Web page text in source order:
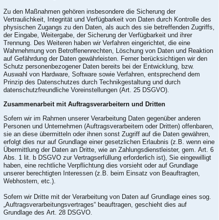
Zu den Maßnahmen gehören insbesondere die Sicherung der
Vertraulichkeit, Integrität und Verfügbarkeit von Daten durch Kontrolle des
physischen Zugangs zu den Daten, als auch des sie betreffenden Zugriffs,
der Eingabe, Weitergabe, der Sicherung der Verfügbarkeit und ihrer
Trennung. Des Weiteren haben wir Verfahren eingerichtet, die eine
Wahrnehmung von Betroffenenrechten, Löschung von Daten und Reaktion
auf Gefährdung der Daten gewährleisten. Ferner berücksichtigen wir den
Schutz personenbezogener Daten bereits bei der Entwicklung, bzw.
Auswahl von Hardware, Software sowie Verfahren, entsprechend dem
Prinzip des Datenschutzes durch Technikgestaltung und durch
datenschutzfreundliche Voreinstellungen (Art. 25 DSGVO).
Zusammenarbeit mit Auftragsverarbeitern und Dritten
Sofern wir im Rahmen unserer Verarbeitung Daten gegenüber anderen
Personen und Unternehmen (Auftragsverarbeitern oder Dritten) offenbaren,
sie an diese übermitteln oder ihnen sonst Zugriff auf die Daten gewähren,
erfolgt dies nur auf Grundlage einer gesetzlichen Erlaubnis (z.B. wenn eine
Übermittlung der Daten an Dritte, wie an Zahlungsdienstleister, gem. Art. 6
Abs. 1 lit. b DSGVO zur Vertragserfüllung erforderlich ist), Sie eingewilligt
haben, eine rechtliche Verpflichtung dies vorsieht oder auf Grundlage
unserer berechtigten Interessen (z.B. beim Einsatz von Beauftragten,
Webhostern, etc.).
Sofern wir Dritte mit der Verarbeitung von Daten auf Grundlage eines sog.
„Auftragsverarbeitungsvertrages“ beauftragen, geschieht dies auf
Grundlage des Art. 28 DSGVO.